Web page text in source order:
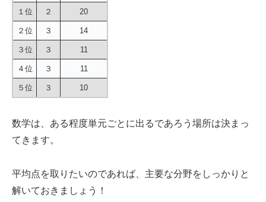
１位 ２ 20
２位 ３ 14
３位 ３ 11
４位 ３ 11
５位 ３ 10
数学は、ある程度単元ごとに出るであろう場所は決まっ
てきます。
平均点を取りたいのであれば、主要な分野をしっかりと
解いておきましょう！